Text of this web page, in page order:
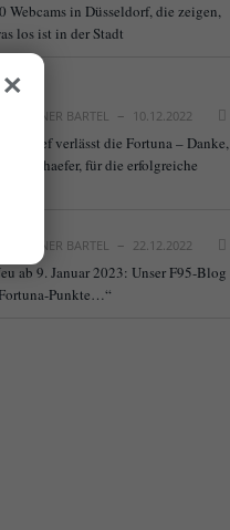
Webcams in Düsseldorf, die zeigen,
los ist in der Stadt
RAINER BARTEL 10.12.2022
NLZ-Chef verlässt die Fortuna – Danke,
Frank Schaefer, für die erfolgreiche
RAINER BARTEL 22.12.2022
ab 9. Januar 2023: Unser F95-Blog
Punkte…“
×